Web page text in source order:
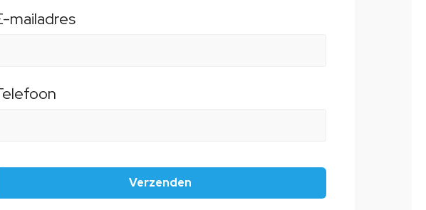
mailadres